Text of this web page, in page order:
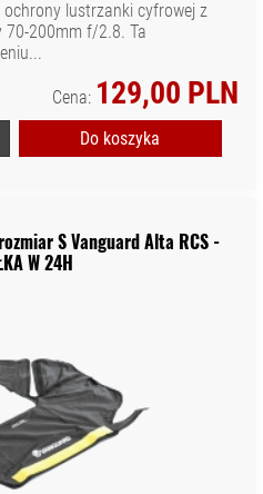
lustrzanki cyfrowej z
70-200mm f/2.8. Ta
Cena: 129,00 PLN
Do koszyka
S Vanguard Alta RCS -
W 24H